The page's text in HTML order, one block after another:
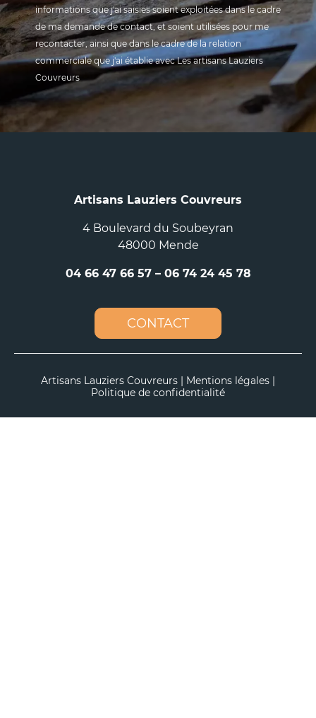
informations que j'ai saisies soient exploitées dans le cadre
de ma demande de contact, et soient utilisées pour me
recontacter, ainsi que dans le cadre de la relation
commerciale que j'ai établie avec Les artisans Lauziers
Couvreurs
Artisans Lauziers Couvreurs
4 Boulevard du Soubeyran
48000 Mende
04 66 47 66 57– 06 74 24 45 78
CONTACT
Artisans Lauziers Couvreurs | Mentions légales
Politique de confidentialité